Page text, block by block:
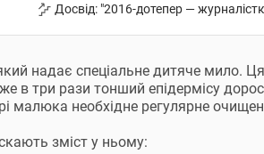
Досвід: "2016-дотепер —
надає спеціальне дитяче мило.
в три рази тонший епідермісу
малюка необхідне регулярне
зміст у ньому: